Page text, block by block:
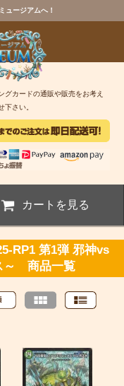
ュージアムへ！
グカードの通販や販売をお考え
下さい。
カートを見る
RP1 第1弾 邪神vs
～ 商品一覧